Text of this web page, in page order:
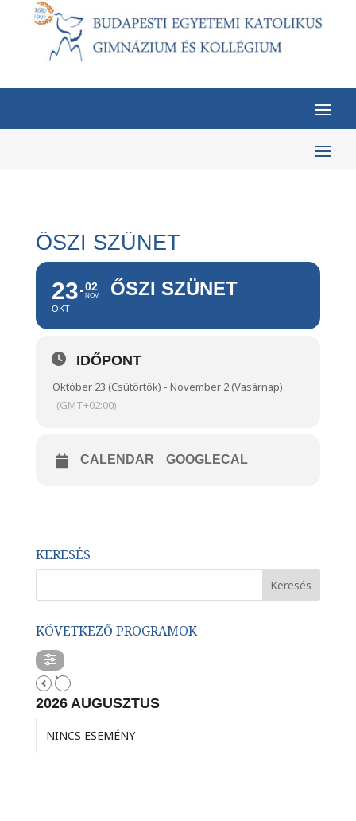
ŐSZI SZÜNET
23
OKT
02
NOV ŐSZI SZÜNET
IDŐPONT
Október 23 (Csütörtök) - November 2 (Vasárnap)
(GMT+02:00)
CALENDAR GOOGLECAL
KERESÉS
KÖVETKEZŐ PROGRAMOK
2026 AUGUSZTUS
NINCS ESEMÉNY